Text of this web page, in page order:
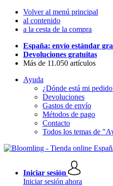
Volver al menú principal
al contenido
a la cesta de la compra
España: envío estándar
Devoluciones gratuitas
Más de 11.050 artículos
Ayuda
¿Dónde está mi
Devoluciones
Gastos de envío
Métodos de pago
Contacto
Todos los temas de
Iniciar sesión
Iniciar sesión ahora